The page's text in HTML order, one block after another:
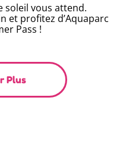
soleil vous attend.
et profitez d’Aquaparc
Pass !
Plus